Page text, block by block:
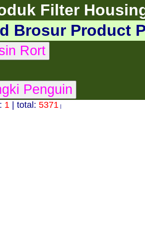
Filter
Brosur Product
1 | total: 5371 |